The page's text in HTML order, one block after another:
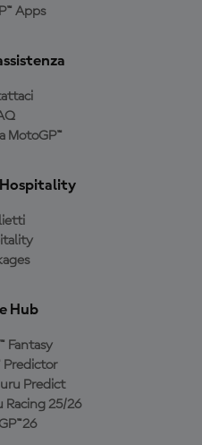
Apps
MotoGP™
Hub
Fantasy
Predictor
Predict
Racing 25/26